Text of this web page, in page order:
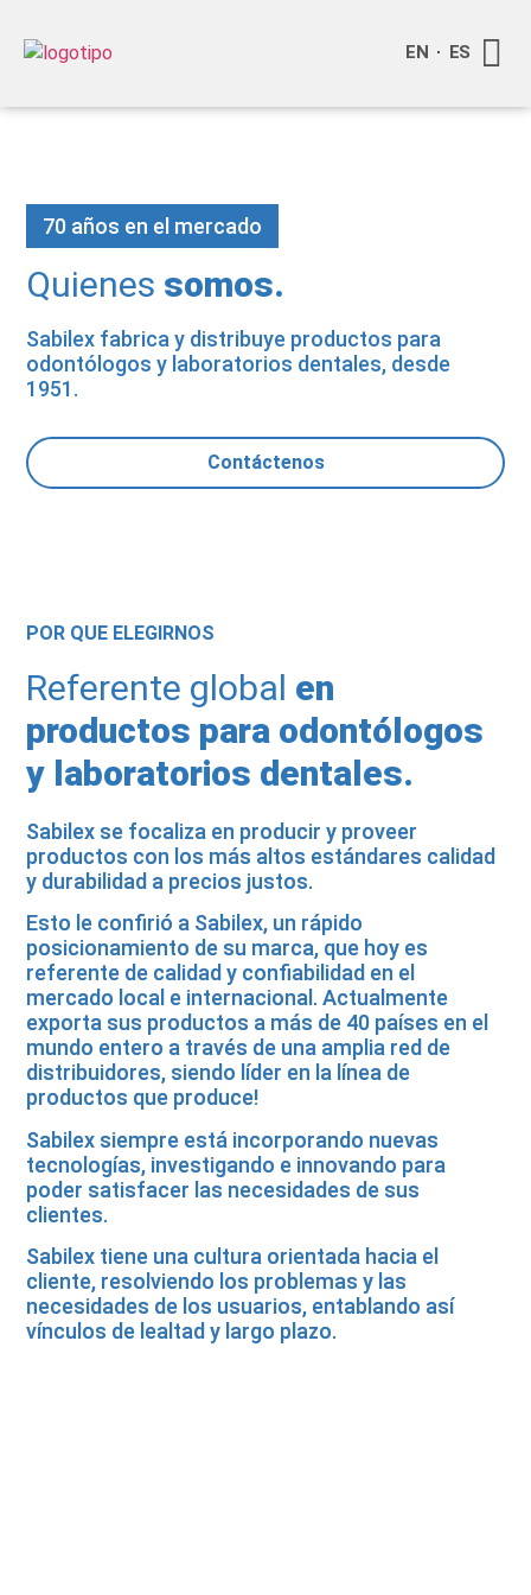
EN ES
70 años en el mercado
Quienes somos.
Sabilex fabrica y distribuye productos para
odontólogos y laboratorios dentales, desde
1951.
Contáctenos
POR QUE ELEGIRNOS
Referente global en
productos para odontólogos
y laboratorios dentales.
Sabilex se focaliza en producir y proveer
productos con los más altos estándares calidad
y durabilidad a precios justos.
Esto le confirió a Sabilex, un rápido
posicionamiento de su marca, que hoy es
referente de calidad y confiabilidad en el
mercado local e internacional. Actualmente
exporta sus productos a más de 40 países en el
mundo entero a través de una amplia red de
distribuidores, siendo líder en la línea de
productos que produce!
Sabilex siempre está incorporando nuevas
tecnologías, investigando e innovando para
poder satisfacer las necesidades de sus
clientes.
Sabilex tiene una cultura orientada hacia el
cliente, resolviendo los problemas y las
necesidades de los usuarios, entablando así
vínculos de lealtad y largo plazo.